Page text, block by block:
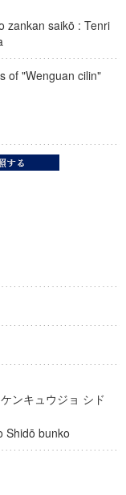
zankan saikō : Tenri
of "Wenguan cilin"
ンキュウジョ シド
Shidō bunko